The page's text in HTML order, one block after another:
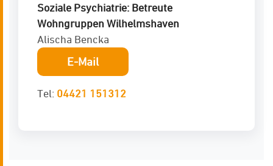
Soziale Psychiatrie: Betreute
Wohngruppen Wilhelmshaven
Alischa Bencka
E-Mail
Tel: 04421 151312